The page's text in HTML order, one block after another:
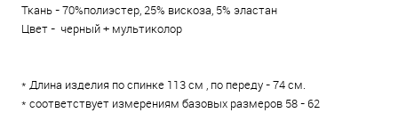
Ткань - 70%полиэстер, 25% вискоза, 5% эластан
Цвет - черный + мультиколор
* Длина изделия по спинке 113 см , по переду - 74 см.
* соответствует измерениям базовых размеров 58 - 62